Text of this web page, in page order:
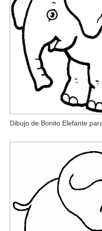
Dibujo de Bonito Elefante